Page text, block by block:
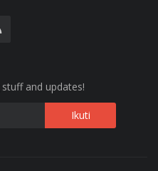
and updates!